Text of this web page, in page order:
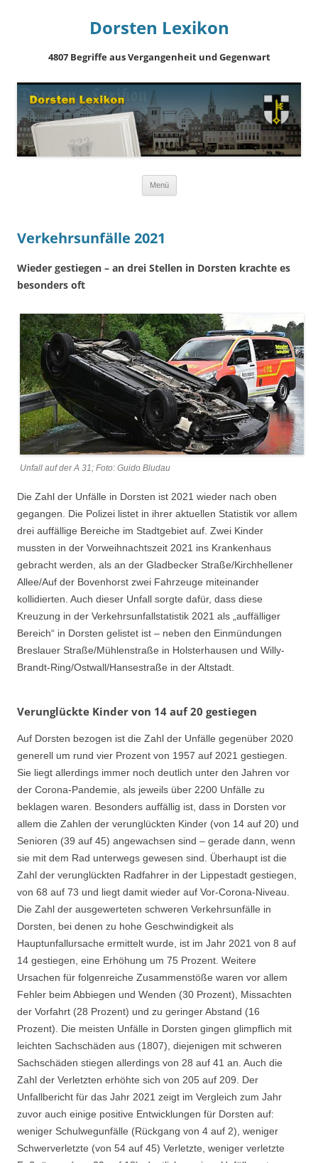
Dorsten Lexikon
4807 Begriffe aus Vergangenheit und Gegenwart
Menü
Verkehrsunfälle 2021
Wieder gestiegen – an drei Stellen in Dorsten krachte es
besonders oft
Unfall auf der A 31; Foto: Guido Bludau
Die Zahl der Unfälle in Dorsten ist 2021 wieder nach oben
gegangen. Die Polizei listet in ihrer aktuellen Statistik vor allem
drei auffällige Bereiche im Stadtgebiet auf. Zwei Kinder
mussten in der Vorweihnachtszeit 2021 ins Krankenhaus
gebracht werden, als an der Gladbecker Straße/Kirchhellener
Allee/Auf der Bovenhorst zwei Fahrzeuge miteinander
kollidierten. Auch dieser Unfall sorgte dafür, dass diese
Kreuzung in der Verkehrsunfallstatistik 2021 als „auffälliger
Bereich“ in Dorsten gelistet ist – neben den Einmündungen
Breslauer Straße/Mühlenstraße in Holsterhausen und Willy-
Brandt-Ring/Ostwall/Hansestraße in der Altstadt.
Verunglückte Kinder von 14 auf 20 gestiegen
Auf Dorsten bezogen ist die Zahl der Unfälle gegenüber 2020
generell um rund vier Prozent von 1957 auf 2021 gestiegen.
Sie liegt allerdings immer noch deutlich unter den Jahren vor
der Corona-Pandemie, als jeweils über 2200 Unfälle zu
beklagen waren. Besonders auffällig ist, dass in Dorsten vor
allem die Zahlen der verunglückten Kinder (von 14 auf 20) und
Senioren (39 auf 45) angewachsen sind – gerade dann, wenn
sie mit dem Rad unterwegs gewesen sind. Überhaupt ist die
Zahl der verunglückten Radfahrer in der Lippestadt gestiegen,
von 68 auf 73 und liegt damit wieder auf Vor-Corona-Niveau.
Die Zahl der ausgewerteten schweren Verkehrsunfälle in
Dorsten, bei denen zu hohe Geschwindigkeit als
Hauptunfallursache ermittelt wurde, ist im Jahr 2021 von 8 auf
14 gestiegen, eine Erhöhung um 75 Prozent. Weitere
Ursachen für folgenreiche Zusammenstöße waren vor allem
Fehler beim Abbiegen und Wenden (30 Prozent), Missachten
der Vorfahrt (28 Prozent) und zu geringer Abstand (16
Prozent). Die meisten Unfälle in Dorsten gingen glimpflich mit
leichten Sachschäden aus (1807), diejenigen mit schweren
Sachschäden stiegen allerdings von 28 auf 41 an. Auch die
Zahl der Verletzten erhöhte sich von 205 auf 209. Der
Unfallbericht für das Jahr 2021 zeigt im Vergleich zum Jahr
zuvor auch einige positive Entwicklungen für Dorsten auf:
weniger Schulwegunfälle (Rückgang von 4 auf 2), weniger
Schwerverletzte (von 54 auf 45) Verletzte, weniger verletzte